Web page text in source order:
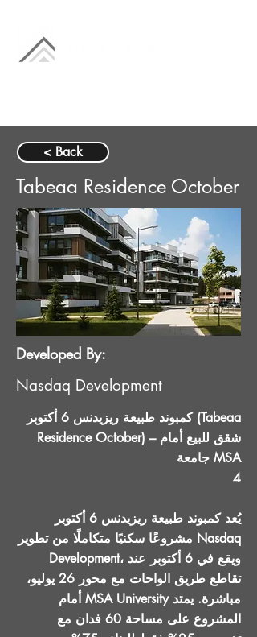
< Back
Tabeaa Residence October
Developed By:
Nasdaq Development
كمبوند طبيعة ريزيدنس 6 أكتوبر (Tabeaa
Residence October) – شقق للبيع أمام
جامعة MSA
4
يُعد كمبوند طبيعة ريزيدنس 6 أكتوبر
مشروعًا سكنيًا متكاملًا من تطوير Nasdaq
Development، ويقع في 6 أكتوبر عند
تقاطع طريق الواحات مع محور 26 يوليو،
أمام MSA University مباشرة. يمتد
المشروع على مساحة 60 فدان مع